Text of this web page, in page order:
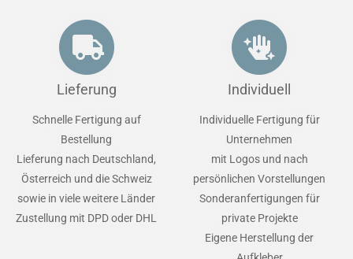
Lieferung
Schnelle Fertigung auf
Bestellung
Lieferung nach Deutschland,
Österreich und die Schweiz
sowie in viele weitere Länder
Zustellung mit DPD oder DHL
Individuell
Individuelle Fertigung für
Unternehmen
mit Logos und nach
persönlichen Vorstellungen
Sonderanfertigungen für
private Projekte
Eigene Herstellung der